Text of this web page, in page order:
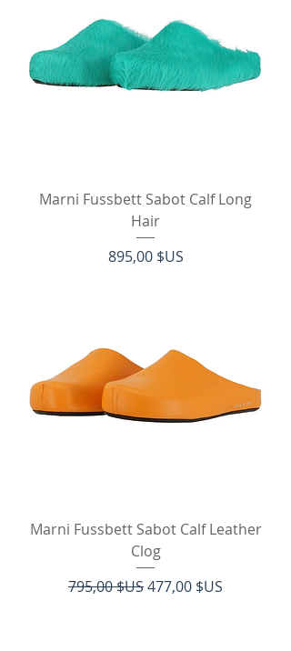
Marni Fussbett Sabot Calf Long
Hair
Prix
895,00 $US
Marni Fussbett Sabot Calf Leather
Clog
Prix original
795,00 $USPrix promotionnel
477,00 $US